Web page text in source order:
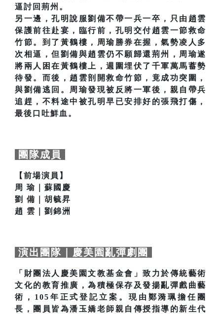
逼討回荊州。
另一邊，孔明說服劉備不帶一兵一卒，只由趙雲
保護前往赴宴，臨行前，孔明交付趙雲一節救命
竹節。到了黃鶴樓，周瑜勝券在握，氣勢凌人多
次相逼，但劉備與趙雲仍不願歸還荊州，周瑜遂
將兩人困在黃鶴樓上，週圍埋伏了千軍萬馬蓄勢
待發。而後，趙雲剖開救命竹節，竟成功突圍，
與劉備逃回。周瑜發現被反將一軍後，親自帶兵
追趕，不料途中被孔明早已安排好的張飛打傷，
最後口吐鮮血。
團隊成員
【前場演員】
周 瑜｜蘇國慶
劉 備｜胡毓昇
趙 雲｜劉錦洲
演出團隊｜慶美園亂彈劇團
「財團法人慶美園文教基金會」致力於傳統藝術
文化的教育推廣，為積極保存及發揚亂彈戲曲藝
術，105年正式登記立案。現由鄭漪珮擔任團
長，團員皆為潘玉嬌老師親自傳授指導的新生代